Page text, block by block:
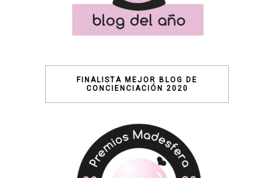
FINALISTA MEJOR BLOG DE
CONCIENCIACIÓN 2020